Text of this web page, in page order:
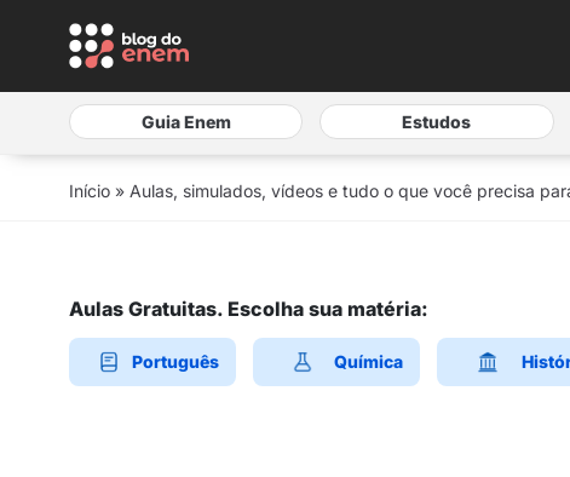
Guia Enem Estudos
Início » Aulas, simulados, vídeos e tudo o que você precisa
Aulas Gratuitas. Escolha sua matéria:
Português Química